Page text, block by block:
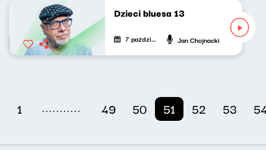
Dzieci bluesa 13
7 października 2020 Jan Chojnacki
1 ........... 49 50 51 52 53